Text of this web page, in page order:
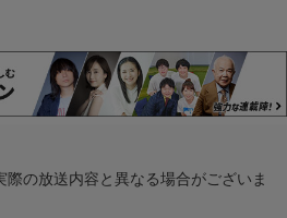
の放送内容と異なる場合がございま